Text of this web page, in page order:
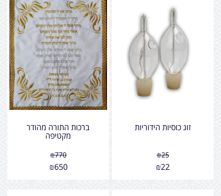
זוג כוסיות הידוריות
₪25
₪22
ברכות התורה מהודר
מקטיפה
₪770
₪650